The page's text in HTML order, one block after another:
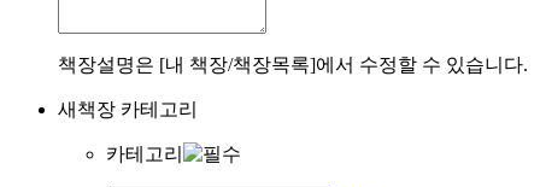
책장설명은 [내 책장/책장목록]에서 수정할 수 있습니다.
새책장 카테고리
카테고리